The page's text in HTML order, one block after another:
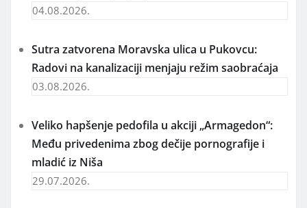
04.08.2026.
Sutra zatvorena Moravska ulica u Pukovcu:
Radovi na kanalizaciji menjaju režim saobraćaja
03.08.2026.
Veliko hapšenje pedofila u akciji „Armagedon“:
Među privedenima zbog dečije pornografije i
mladić iz Niša
29.07.2026.